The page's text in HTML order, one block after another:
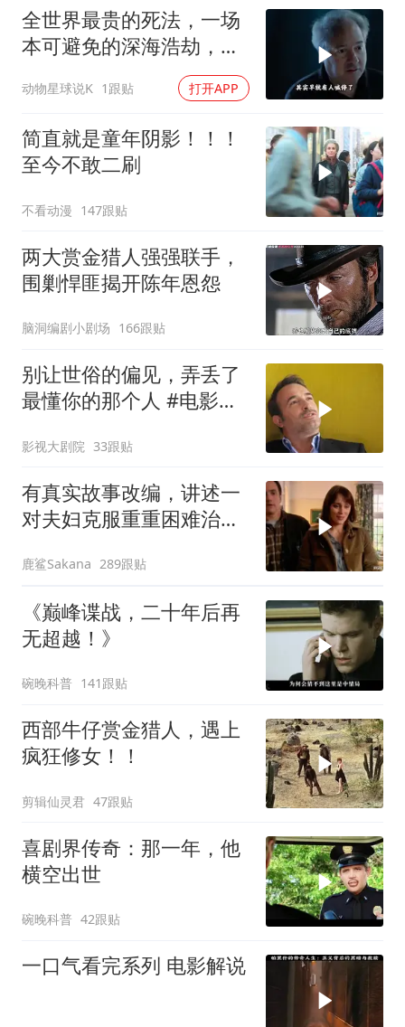
全世界最贵的死法，一场
本可避免的深海浩劫，
180万一张深海船票，载
着5名追梦人奔赴3800米
深海
动物星球说K 1跟贴 打开APP
简直就是童年阴影！！！
至今不敢二刷
不看动漫 147跟贴
两大赏金猎人强强联手，
围剿悍匪揭开陈年恩怨
脑洞编剧小剧场 166跟贴
别让世俗的偏见，弄丢了
最懂你的那个人 #电影解
影视大剧院 33跟贴
有真实故事改编，讲述一
对夫妇克服重重困难治疗
鹿鲨Sakana 289跟贴
《巅峰谍战，二十年后再
无超越！》
碗晚科普 141跟贴
西部牛仔赏金猎人，遇上
疯狂修女！！
剪辑仙灵君 47跟贴
喜剧界传奇：那一年，他
横空出世
碗晚科普 42跟贴
一口气看完系列 电影解说